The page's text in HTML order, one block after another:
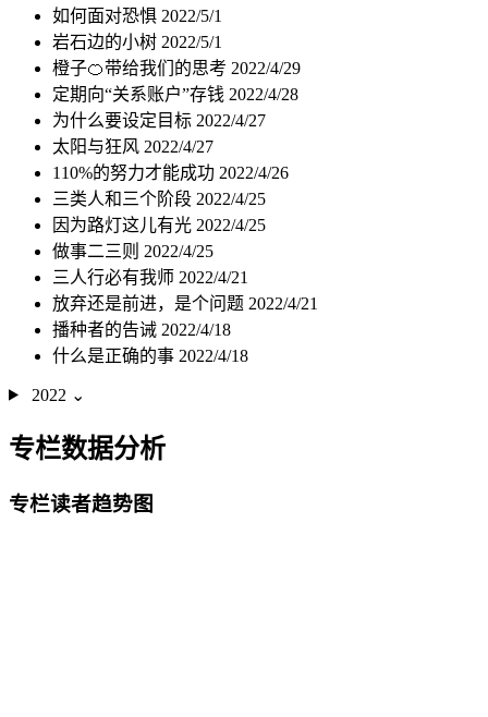
如何面对恐惧 2022/5/1
岩石边的小树 2022/5/1
橙子🍊带给我们的思考 2022/4/29
定期向“关系账户”存钱 2022/4/28
为什么要设定目标 2022/4/27
太阳与狂风 2022/4/27
110%的努力才能成功 2022/4/26
三类人和三个阶段 2022/4/25
因为路灯这儿有光 2022/4/25
做事二三则 2022/4/25
三人行必有我师 2022/4/21
放弃还是前进，是个问题 2022/4/21
播种者的告诫 2022/4/18
什么是正确的事 2022/4/18
2022 ⌄
专栏数据分析
专栏读者趋势图